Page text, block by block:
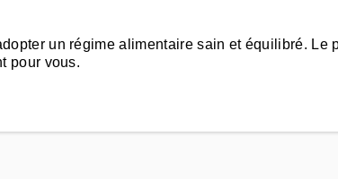
un régime alimentaire sain et équilibré.
pour vous.